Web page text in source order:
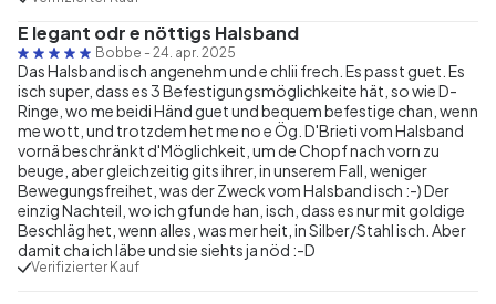
E legant odr e nöttigs Halsband
Bobbe - 24. apr. 2025
Das Halsband isch angenehm und e chlii frech. Es passt guet. Es
isch super, dass es 3 Befestigungsmöglichkeite hät, so wie D-
Ringe, wo me beidi Händ guet und bequem befestige chan, wenn
me wott, und trotzdem het me no e Ög. D'Brieti vom Halsband
vornä beschränkt d'Möglichkeit, um de Chopf nach vorn zu
beuge, aber gleichzeitig gits ihrer, in unserem Fall, weniger
Bewegungsfreihet, was der Zweck vom Halsband isch :-) Der
einzig Nachteil, wo ich gfunde han, isch, dass es nur mit goldige
Beschläg het, wenn alles, was mer heit, in Silber/Stahl isch. Aber
damit cha ich läbe und sie siehts ja nöd :-D
Verifizierter Kauf